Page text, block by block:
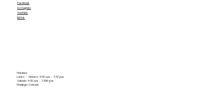
Facebook
Instagram
YouTube
TikTok
Horarios
Lunes - Viernes: 9:30 a.m. - 7:30 p.m.
Sábado: 9:30 a.m. - 12:00 p.m.
Domingo: Cerrado